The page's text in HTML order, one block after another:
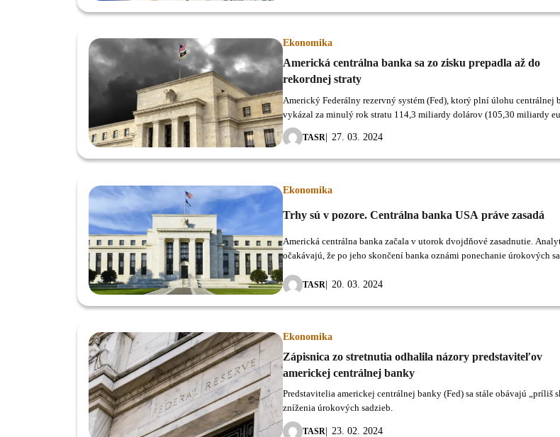
Ekonomika
Americká centrálna banka sa zo zisku prepadla až do
rekordnej straty
TASR 27. 03. 2024
Americký Federálny rezervný systém (Fed), ktorý plní úlohu centrálnej
vykázal za minulý rok stratu 114,3 miliardy dolárov (105,30 miliardy
zisku 58,8 miliardy dolárov v roku 2022.
Ekonomika
Trhy sú v pozore. Centrálna banka USA práve zasadá
TASR 20. 03. 2024
Americká centrálna banka začala v utorok dvojdňové zasadnutie.
očakávajú, že po jeho skončení banka oznámi ponechanie úrokových
Ekonomika
Zápisnica zo stretnutia odhalila názory predstaviteľov
americkej centrálnej banky
TASR 23. 02. 2024
Predstavitelia americkej centrálnej banky (Fed) sa stále obávajú „príliš
zníženia úrokových sadzieb.